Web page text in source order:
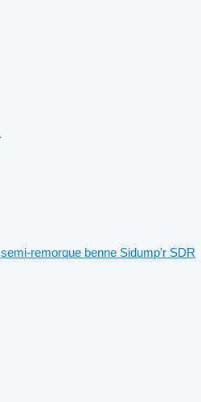
semi-remorque benne Sidump'r SDR